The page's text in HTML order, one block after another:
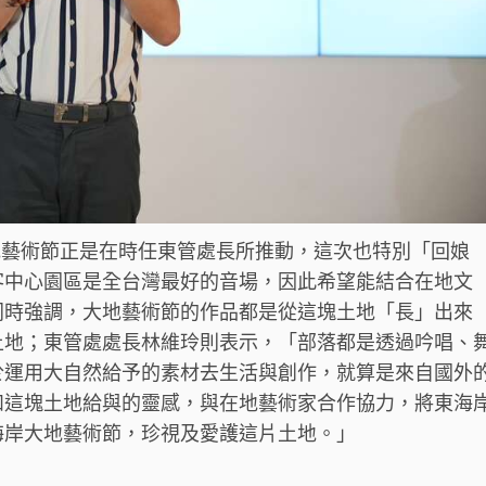
節正是在時任東管處長所推動，這次也特別「回娘
心園區是全台灣最好的音場，因此希望能結合在地文
強調，大地藝術節的作品都是從這塊土地「長」出來
；東管處處長林維玲則表示，「部落都是透過吟唱、
用大自然給予的素材去生活與創作，就算是來自國外
塊土地給與的靈感，與在地藝術家合作協力，將東海
大地藝術節，珍視及愛護這片土地。」